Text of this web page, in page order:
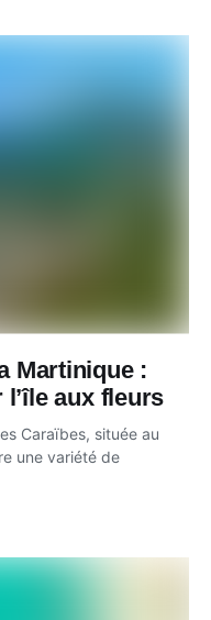
Martinique :
aux fleurs
Caraïbes, située au
une variété de